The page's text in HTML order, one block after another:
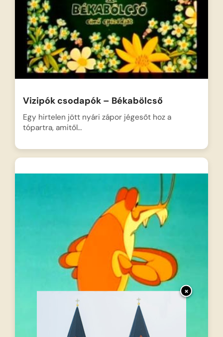
×
Vizipók csodapók – Békabölcső
Egy hirtelen jött nyári zápor jégesőt hoz a
tópartra, amitől…